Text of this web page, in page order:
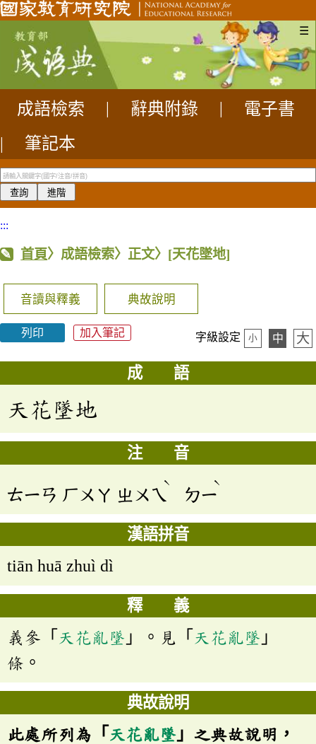
☰
成語檢索 辭典附錄
電子書
|
筆記本
:::
首頁〉成語檢索〉正文〉 [天花墜地]
音讀與釋義 典故說明
列印 加入筆記 字級設定 小 中 大
成 語
天花墜地
注 音
ㄊㄧㄢ ㄏㄨㄚ ㄓㄨㄟ
ˋ
ㄉㄧ
ˋ
漢語拼音
tiān huā zhuì dì
釋 義
義參「 天花亂墜 」。見「 天花亂墜 」
條。
典故說明
此處所列為「 天花亂墜 」之典故說明，